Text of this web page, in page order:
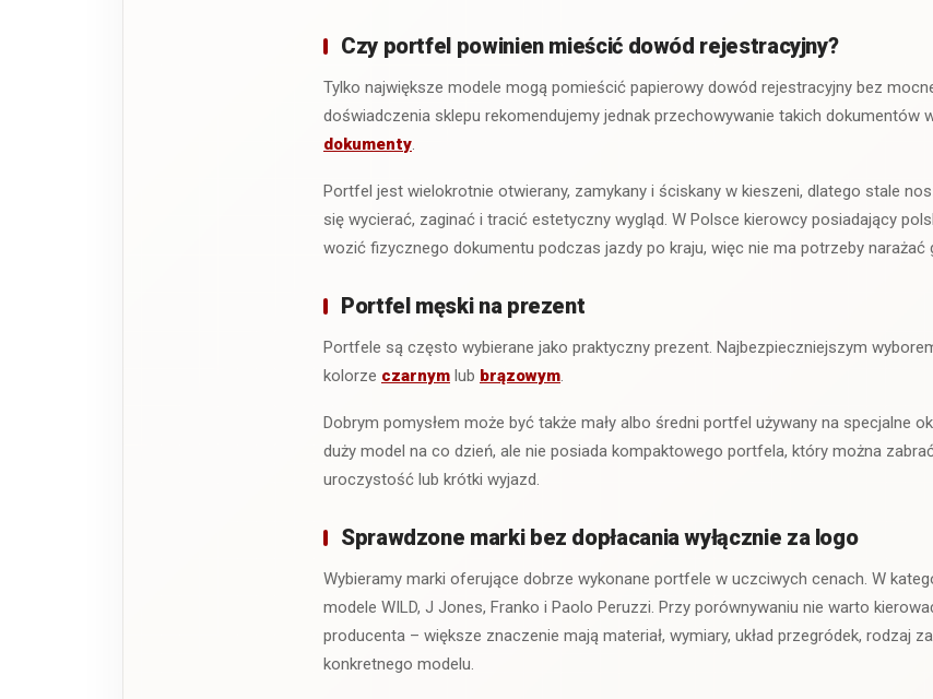
Czy portfel powinien mieścić dowód rejestracyjny?
Tylko największe modele mogą pomieścić papierowy dowód rejestracyjny bez
doświadczenia sklepu rekomendujemy jednak przechowywanie takich dokumentów
dokumenty
Portfel jest wielokrotnie otwierany, zamykany i ściskany w kieszeni, dlatego stale
się wycierać, zaginać i tracić estetyczny wygląd. W Polsce kierowcy posiadający
wozić fizycznego dokumentu podczas jazdy po kraju, więc nie ma potrzeby narażać
Portfel męski na prezent
Portfele są często wybierane jako praktyczny prezent. Najbezpieczniejszym
kolorze czarnym lub brązowym
Dobrym pomysłem może być także mały albo średni portfel używany na specjalne
duży model na co dzień, ale nie posiada kompaktowego portfela, który można
uroczystość lub krótki wyjazd.
Sprawdzone marki bez dopłacania wyłącznie za logo
Wybieramy marki oferujące dobrze wykonane portfele w uczciwych cenach. W
modele WILD, J Jones, Franko i Paolo Peruzzi. Przy porównywaniu nie warto
producenta – większe znaczenie mają materiał, wymiary, układ przegródek, rodzaj
konkretnego modelu.